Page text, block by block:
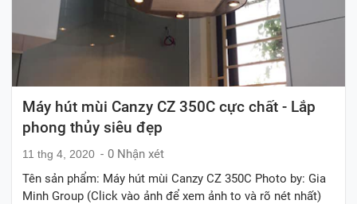
Máy hút mùi Canzy CZ 350C cực chất - Lắp
phong thủy siêu đẹp
11 thg 4, 2020
0 Nhận xét
Tên sản phẩm: Máy hút mùi Canzy CZ 350C Photo by: Gia
Minh Group (Click vào ảnh để xem ảnh to và rõ nét nhất)